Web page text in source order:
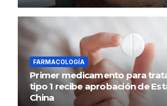
FARMACOLOGÍA
Primer medicamento para
tipo 1 recibe aprobación de
China